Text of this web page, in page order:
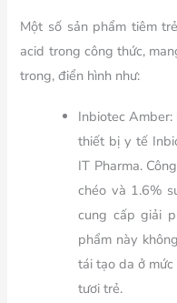
Một số sản phẩm tiêm
acid trong công thức,
trong, điển hình như:
Inbiotec
thiết bị y tế
IT Pharma.
chéo và 1.6%
cung cấp giải
phẩm này
tái tạo da ở
tươi trẻ.